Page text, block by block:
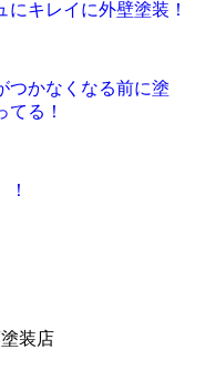
キレイに外壁塗装！
つかなくなる前に塗
る！
装店